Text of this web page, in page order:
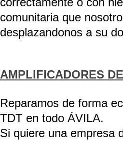
comunitaria que
desplazandonos a su
AMPLIFICADORES
Reparamos de forma
TDT en todo ÁVILA.
Si quiere una empresa